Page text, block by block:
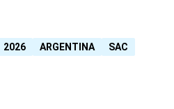
2026 ARGENTINA
SAC